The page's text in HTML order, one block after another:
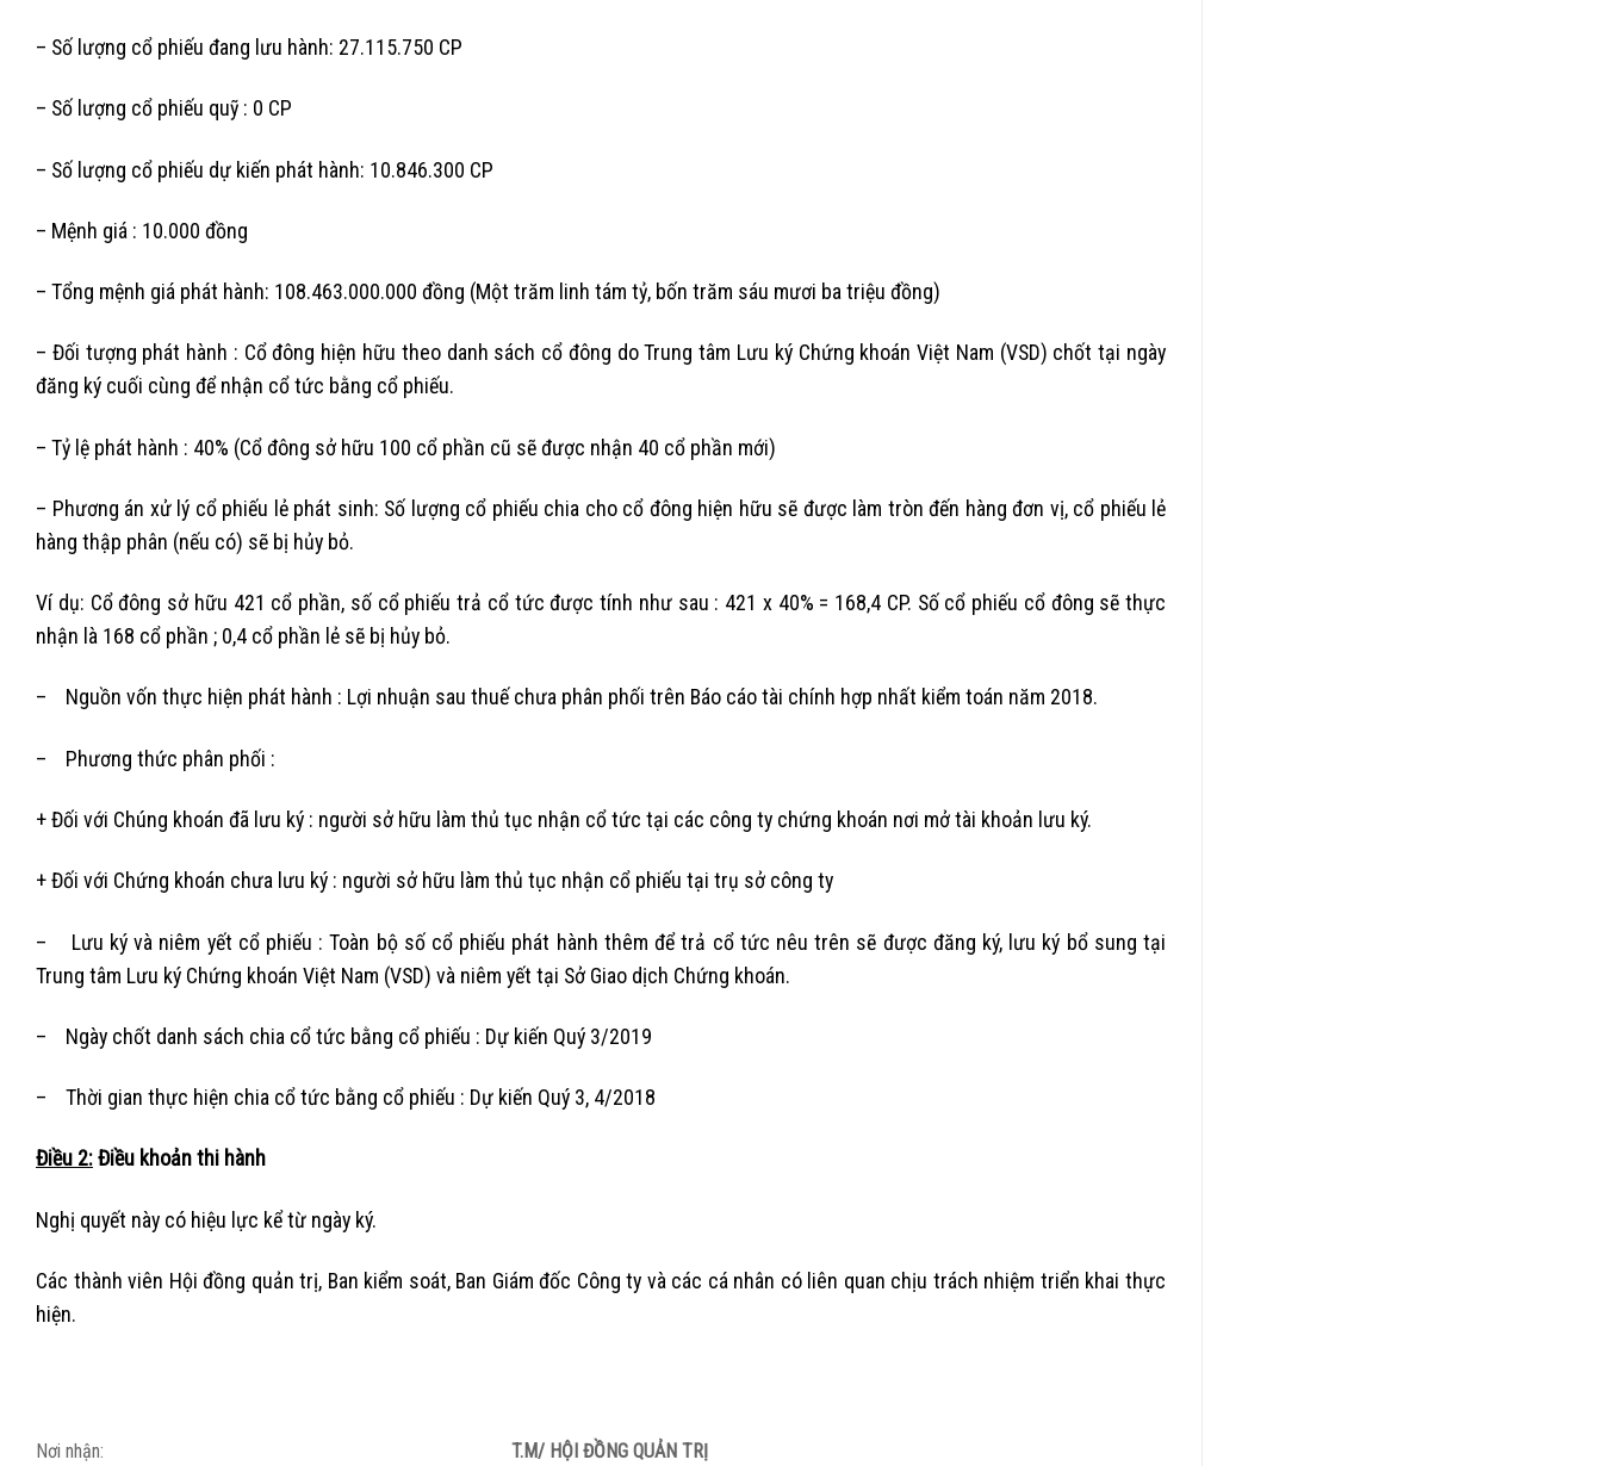
– Số lượng cổ phiếu đang lưu hành: 27.115.750 CP
– Số lượng cổ phiếu quỹ : 0 CP
– Số lượng cổ phiếu dự kiến phát hành: 10.846.300 CP
– Mệnh giá : 10.000 đồng
– Tổng mệnh giá phát hành: 108.463.000.000 đồng (Một trăm linh tám tỷ, bốn trăm sáu mươi ba triệu đồng)
– Đối tượng phát hành : Cổ đông hiện hữu theo danh sách cổ đông do Trung tâm Lưu ký Chứng khoán Việt Nam (VSD) chốt tại ngày
đăng ký cuối cùng để nhận cổ tức bằng cổ phiếu.
– Tỷ lệ phát hành : 40% (Cổ đông sở hữu 100 cổ phần cũ sẽ được nhận 40 cổ phần mới)
– Phương án xử lý cổ phiếu lẻ phát sinh: Số lượng cổ phiếu chia cho cổ đông hiện hữu sẽ được làm tròn đến hàng đơn vị, cổ phiếu lẻ
hàng thập phân (nếu có) sẽ bị hủy bỏ.
Ví dụ: Cổ đông sở hữu 421 cổ phần, số cổ phiếu trả cổ tức được tính như sau : 421 x 40% = 168,4 CP. Số cổ phiếu cổ đông sẽ thực
nhận là 168 cổ phần ; 0,4 cổ phần lẻ sẽ bị hủy bỏ.
– Nguồn vốn thực hiện phát hành : Lợi nhuận sau thuế chưa phân phối trên Báo cáo tài chính hợp nhất kiểm toán năm 2018.
– Phương thức phân phối :
+ Đối với Chúng khoán đã lưu ký : người sở hữu làm thủ tục nhận cổ tức tại các công ty chứng khoán nơi mở tài khoản lưu ký.
+ Đối với Chứng khoán chưa lưu ký : người sở hữu làm thủ tục nhận cổ phiếu tại trụ sở công ty
– Lưu ký và niêm yết cổ phiếu : Toàn bộ số cổ phiếu phát hành thêm để trả cổ tức nêu trên sẽ được đăng ký, lưu ký bổ sung tại
Trung tâm Lưu ký Chứng khoán Việt Nam (VSD) và niêm yết tại Sở Giao dịch Chứng khoán.
– Ngày chốt danh sách chia cổ tức bằng cổ phiếu : Dự kiến Quý 3/2019
– Thời gian thực hiện chia cổ tức bằng cổ phiếu : Dự kiến Quý 3, 4/2018
Điều 2:Điều khoản thi hành
Nghị quyết này có hiệu lực kể từ ngày ký.
Các thành viên Hội đồng quản trị, Ban kiểm soát, Ban Giám đốc Công ty và các cá nhân có liên quan chịu trách nhiệm triển khai thực
hiện.
Nơi nhận:
T.M/ HỘI ĐỒNG QUẢN TRỊ